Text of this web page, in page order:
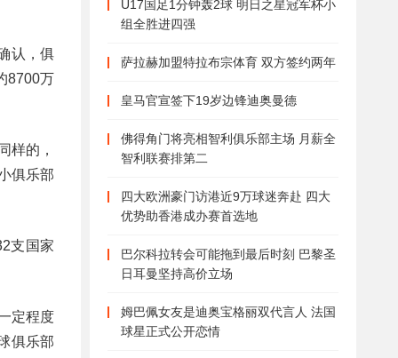
认，俱
8700万
样的，
俱乐部
支国家
定程度
俱乐部
U17国足1分钟轰2球 明日之星冠军杯小
组全胜进四强
萨拉赫加盟特拉布宗体育 双方签约两年
皇马官宣签下19岁边锋迪奥曼德
佛得角门将亮相智利俱乐部主场 月薪全
智利联赛排第二
四大欧洲豪门访港近9万球迷奔赴 四大
优势助香港成办赛首选地
巴尔科拉转会可能拖到最后时刻 巴黎圣
日耳曼坚持高价立场
姆巴佩女友是迪奥宝格丽双代言人 法国
球星正式公开恋情